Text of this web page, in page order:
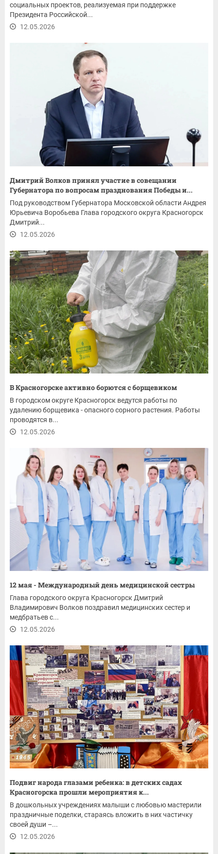
социальных проектов, реализуемая при поддержке
Президента Российской...
12.05.2026
Дмитрий Волков принял участие в совещании
Губернатора по вопросам празднования Победы и...
Под руководством Губернатора Московской области Андрея
Юрьевича Воробьева Глава городского округа Красногорск
Дмитрий...
12.05.2026
В Красногорске активно борются с борщевиком
В городском округе Красногорск ведутся работы по
удалению борщевика - опасного сорного растения. Работы
проводятся в...
12.05.2026
12 мая - Международный день медицинской сестры
Глава городского округа Красногорск Дмитрий
Владимирович Волков поздравил медицинских сестер и
медбратьев с...
12.05.2026
Подвиг народа глазами ребенка: в детских садах
Красногорска прошли мероприятия к...
В дошкольных учреждениях малыши с любовью мастерили
праздничные поделки, стараясь вложить в них частичку
своей души –...
12.05.2026